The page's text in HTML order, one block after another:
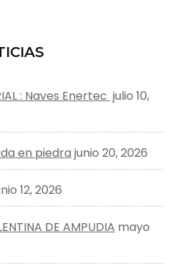
: Naves Enertec julio 10,
en piedra junio 20, 2026
12, 2026
DE AMPUDIA mayo